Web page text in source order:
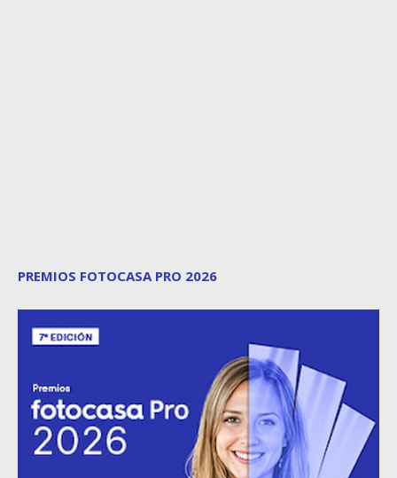
PREMIOS FOTOCASA PRO 2026